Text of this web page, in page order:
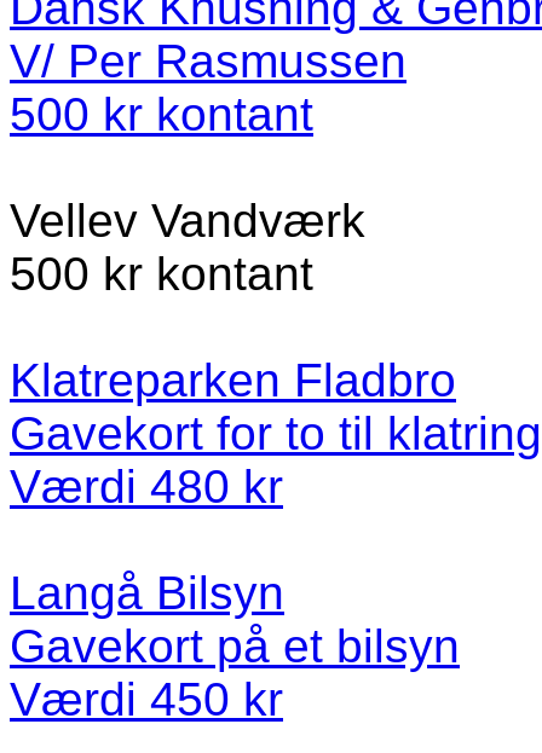
V/ Per Rasmussen
500 kr kontant
Vellev Vandværk
500 kr kontant
Klatreparken Fladbro
Gavekort for to til
Værdi 480 kr
Langå Bilsyn
Gavekort på et bilsyn
Værdi 450 kr